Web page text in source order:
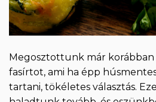
Megosztottunk már korábban
fasírtot, ami ha épp
tartani, tökéletes választás.